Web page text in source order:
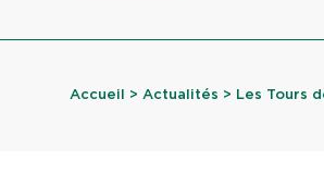
Accueil > Actualités > Les Tours